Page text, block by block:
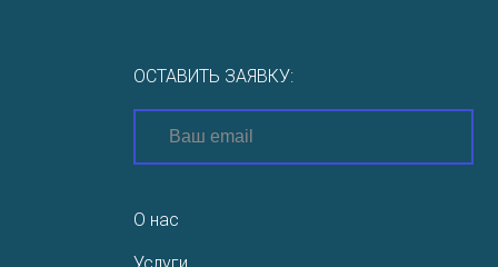
ОСТАВИТЬ ЗАЯВКУ:
О нас